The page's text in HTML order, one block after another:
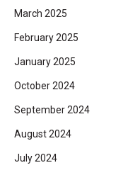
March 2025
February 2025
January 2025
October 2024
September 2024
August 2024
July 2024